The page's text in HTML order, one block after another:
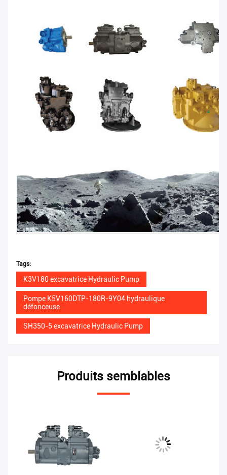
Tags:
K3V180 excavatrice Hydraulic Pump
Pompe K5V160DTP-180R-9Y04 hydraulique
défonceuse
SH350-5 excavatrice Hydraulic Pump
Produits semblables